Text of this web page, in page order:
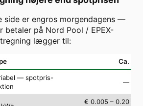
side er engros morgendagens —
betaler på Nord Pool / EPEX-
lægger til:
Ca.
— spotpris-
—
€ 0.005 – 0.20